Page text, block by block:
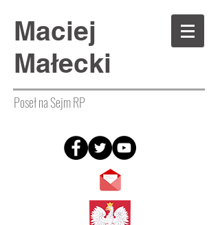
Maciej
Małecki
Poseł na Sejm RP